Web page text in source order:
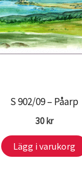
S 902/09 – Påarp
30kr
Lägg i varukorg